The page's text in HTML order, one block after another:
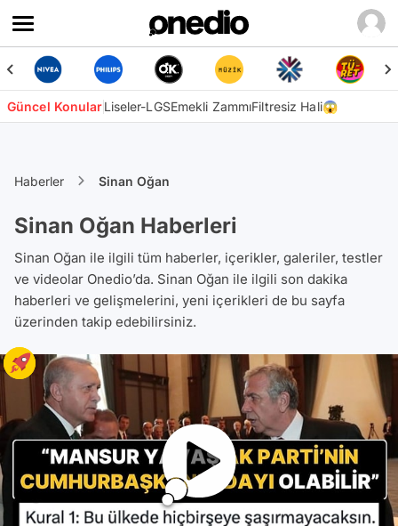
Güncel KonularLiseler-LGSEmekli ZammıFiltresiz Hali😱
Haberler Sinan Oğan
Sinan Oğan Haberleri
Sinan Oğan ile ilgili tüm haberler, içerikler, galeriler, testler
ve videolar Onedio’da. Sinan Oğan ile ilgili son dakika
haberleri ve gelişmelerini, yeni içerikleri de bu sayfa
üzerinden takip edebilirsiniz.